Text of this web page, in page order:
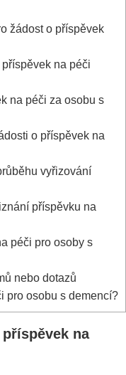
žádost o příspěvek
na péči
na péči za osobu s
o příspěvek na
vyřizování
příspěvku na
péči pro osoby s
nebo dotazů
pro osobu s demencí?
na